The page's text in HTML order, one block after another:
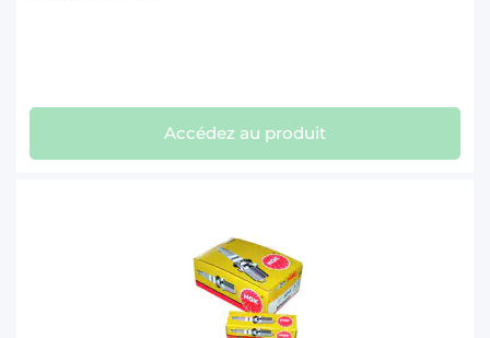
Accédez au produit